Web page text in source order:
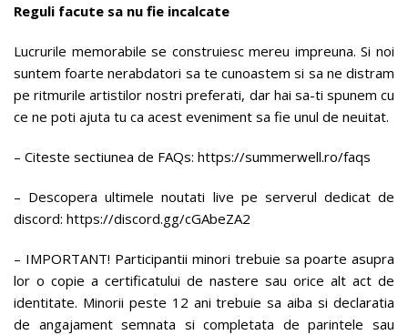
Reguli facute sa nu fie incalcate
Lucrurile memorabile se construiesc mereu impreuna. Si noi
suntem foarte nerabdatori sa te cunoastem si sa ne distram
pe ritmurile artistilor nostri preferati, dar hai sa-ti spunem cu
ce ne poti ajuta tu ca acest eveniment sa fie unul de neuitat.
– Citeste sectiunea de FAQs: https://summerwell.ro/faqs
– Descopera ultimele noutati live pe serverul dedicat de
discord: https://discord.gg/cGAbeZA2
– IMPORTANT! Participantii minori trebuie sa poarte asupra
lor o copie a certificatului de nastere sau orice alt act de
identitate. Minorii peste 12 ani trebuie sa aiba si declaratia
de angajament semnata si completata de parintele sau